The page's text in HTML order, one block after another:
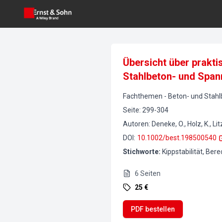
Übersicht über
Stahlbeton- und
Fachthemen - Beton- und
Seite: 299-304
Autoren: Deneke, O., Holz, K.,
DOI : 10.1002/best.198500540
Stichworte: Kippstabilität,
6 Seiten
25 €
PDF bestellen